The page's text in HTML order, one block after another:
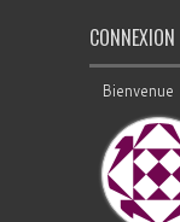
CONNEXION
Bienvenue